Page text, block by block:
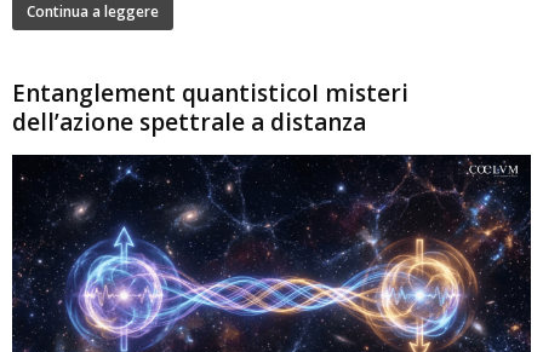
Continua a leggere
Entanglement quantisticoI misteri
dell’azione spettrale a distanza